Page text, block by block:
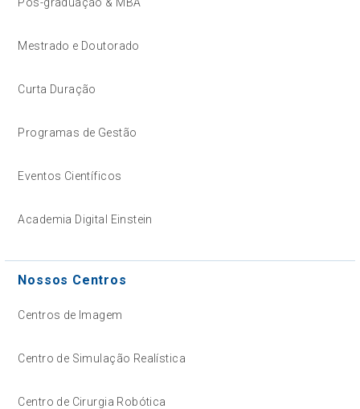
Mestrado e Doutorado
Curta Duração
Programas de Gestão
Eventos Científicos
Academia Digital Einstein
Nossos Centros
Centros de Imagem
Centro de Simulação Realística
Centro de Cirurgia Robótica